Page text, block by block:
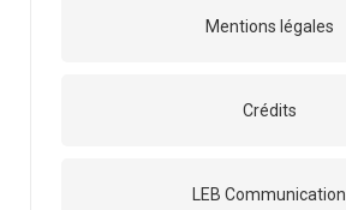
Mentions légales
Crédits
LEB Communication